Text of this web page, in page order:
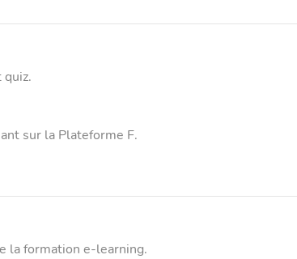
sur la Plateforme F.
la formation e-learning.